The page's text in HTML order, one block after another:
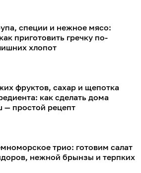
специи и нежное мясо:
приготовить гречку по-
хлопот
фруктов, сахар и щепотка
как сделать дома
— простой рецепт
трио: готовим салат
нежной брынзы и терпких